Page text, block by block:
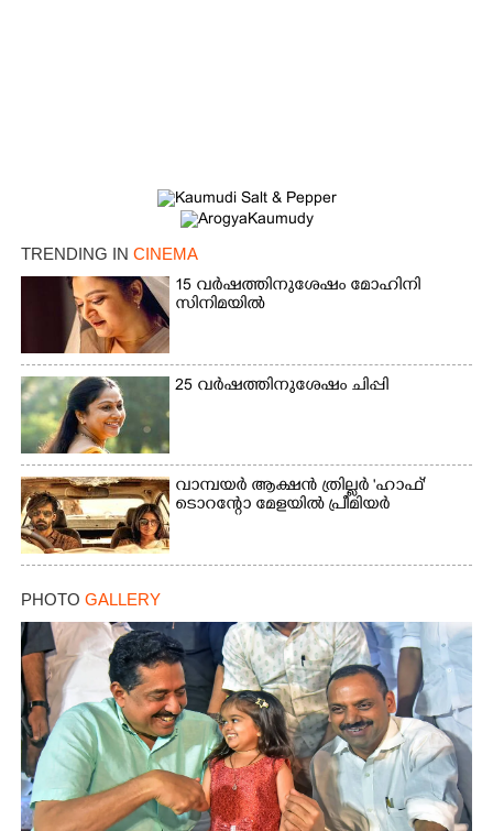
TRENDING IN CINEMA
15 വർഷത്തിനുശേഷം മോഹിനി
സിനിമയിൽ
25 വർഷത്തിനുശേഷം ചിപ്പി
വാമ്പയർ ആക്ഷൻ ത്രില്ലർ 'ഹാഫ്'
ടൊറന്റോ മേളയിൽ പ്രീമിയർ
PHOTO GALLERY